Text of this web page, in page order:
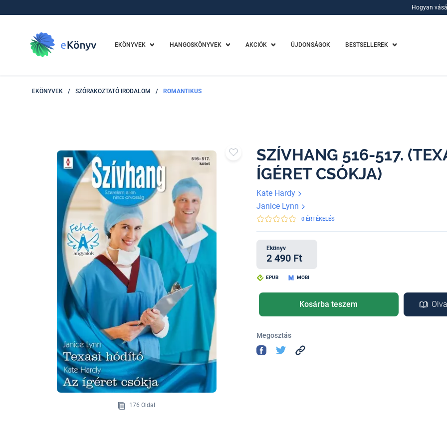
Hogyan
EKÖNYVEK HANGOSKÖNYVEK AKCIÓK ÚJDONSÁGOK BESTSELLEREK
EKÖNYVEK / SZÓRAKOZTATÓ IRODALOM / ROMANTIKUS
176 Oldal
SZÍVHANG 516-517.
ÍGÉRET CSÓKJA)
Kate Hardy
Janice Lynn
0 ÉRTÉKELÉS
Ekönyv
2 490 Ft
EPUB MOBI
Kosárba teszem
Megosztás